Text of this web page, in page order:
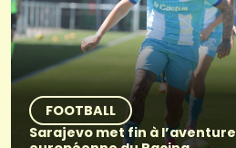
FOOTBALL
Sarajevo met fin à l’aventure